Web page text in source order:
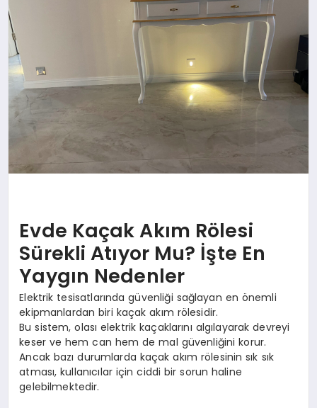
Evde Kaçak Akım Rölesi
Sürekli Atıyor Mu? İşte En
Yaygın Nedenler
Elektrik tesisatlarında güvenliği sağlayan en önemli
ekipmanlardan biri kaçak akım rölesidir.
Bu sistem, olası elektrik kaçaklarını algılayarak devreyi
keser ve hem can hem de mal güvenliğini korur.
Ancak bazı durumlarda kaçak akım rölesinin sık sık
atması, kullanıcılar için ciddi bir sorun haline
gelebilmektedir.